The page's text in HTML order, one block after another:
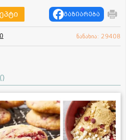
გაზიარება
ნანახია: 29408